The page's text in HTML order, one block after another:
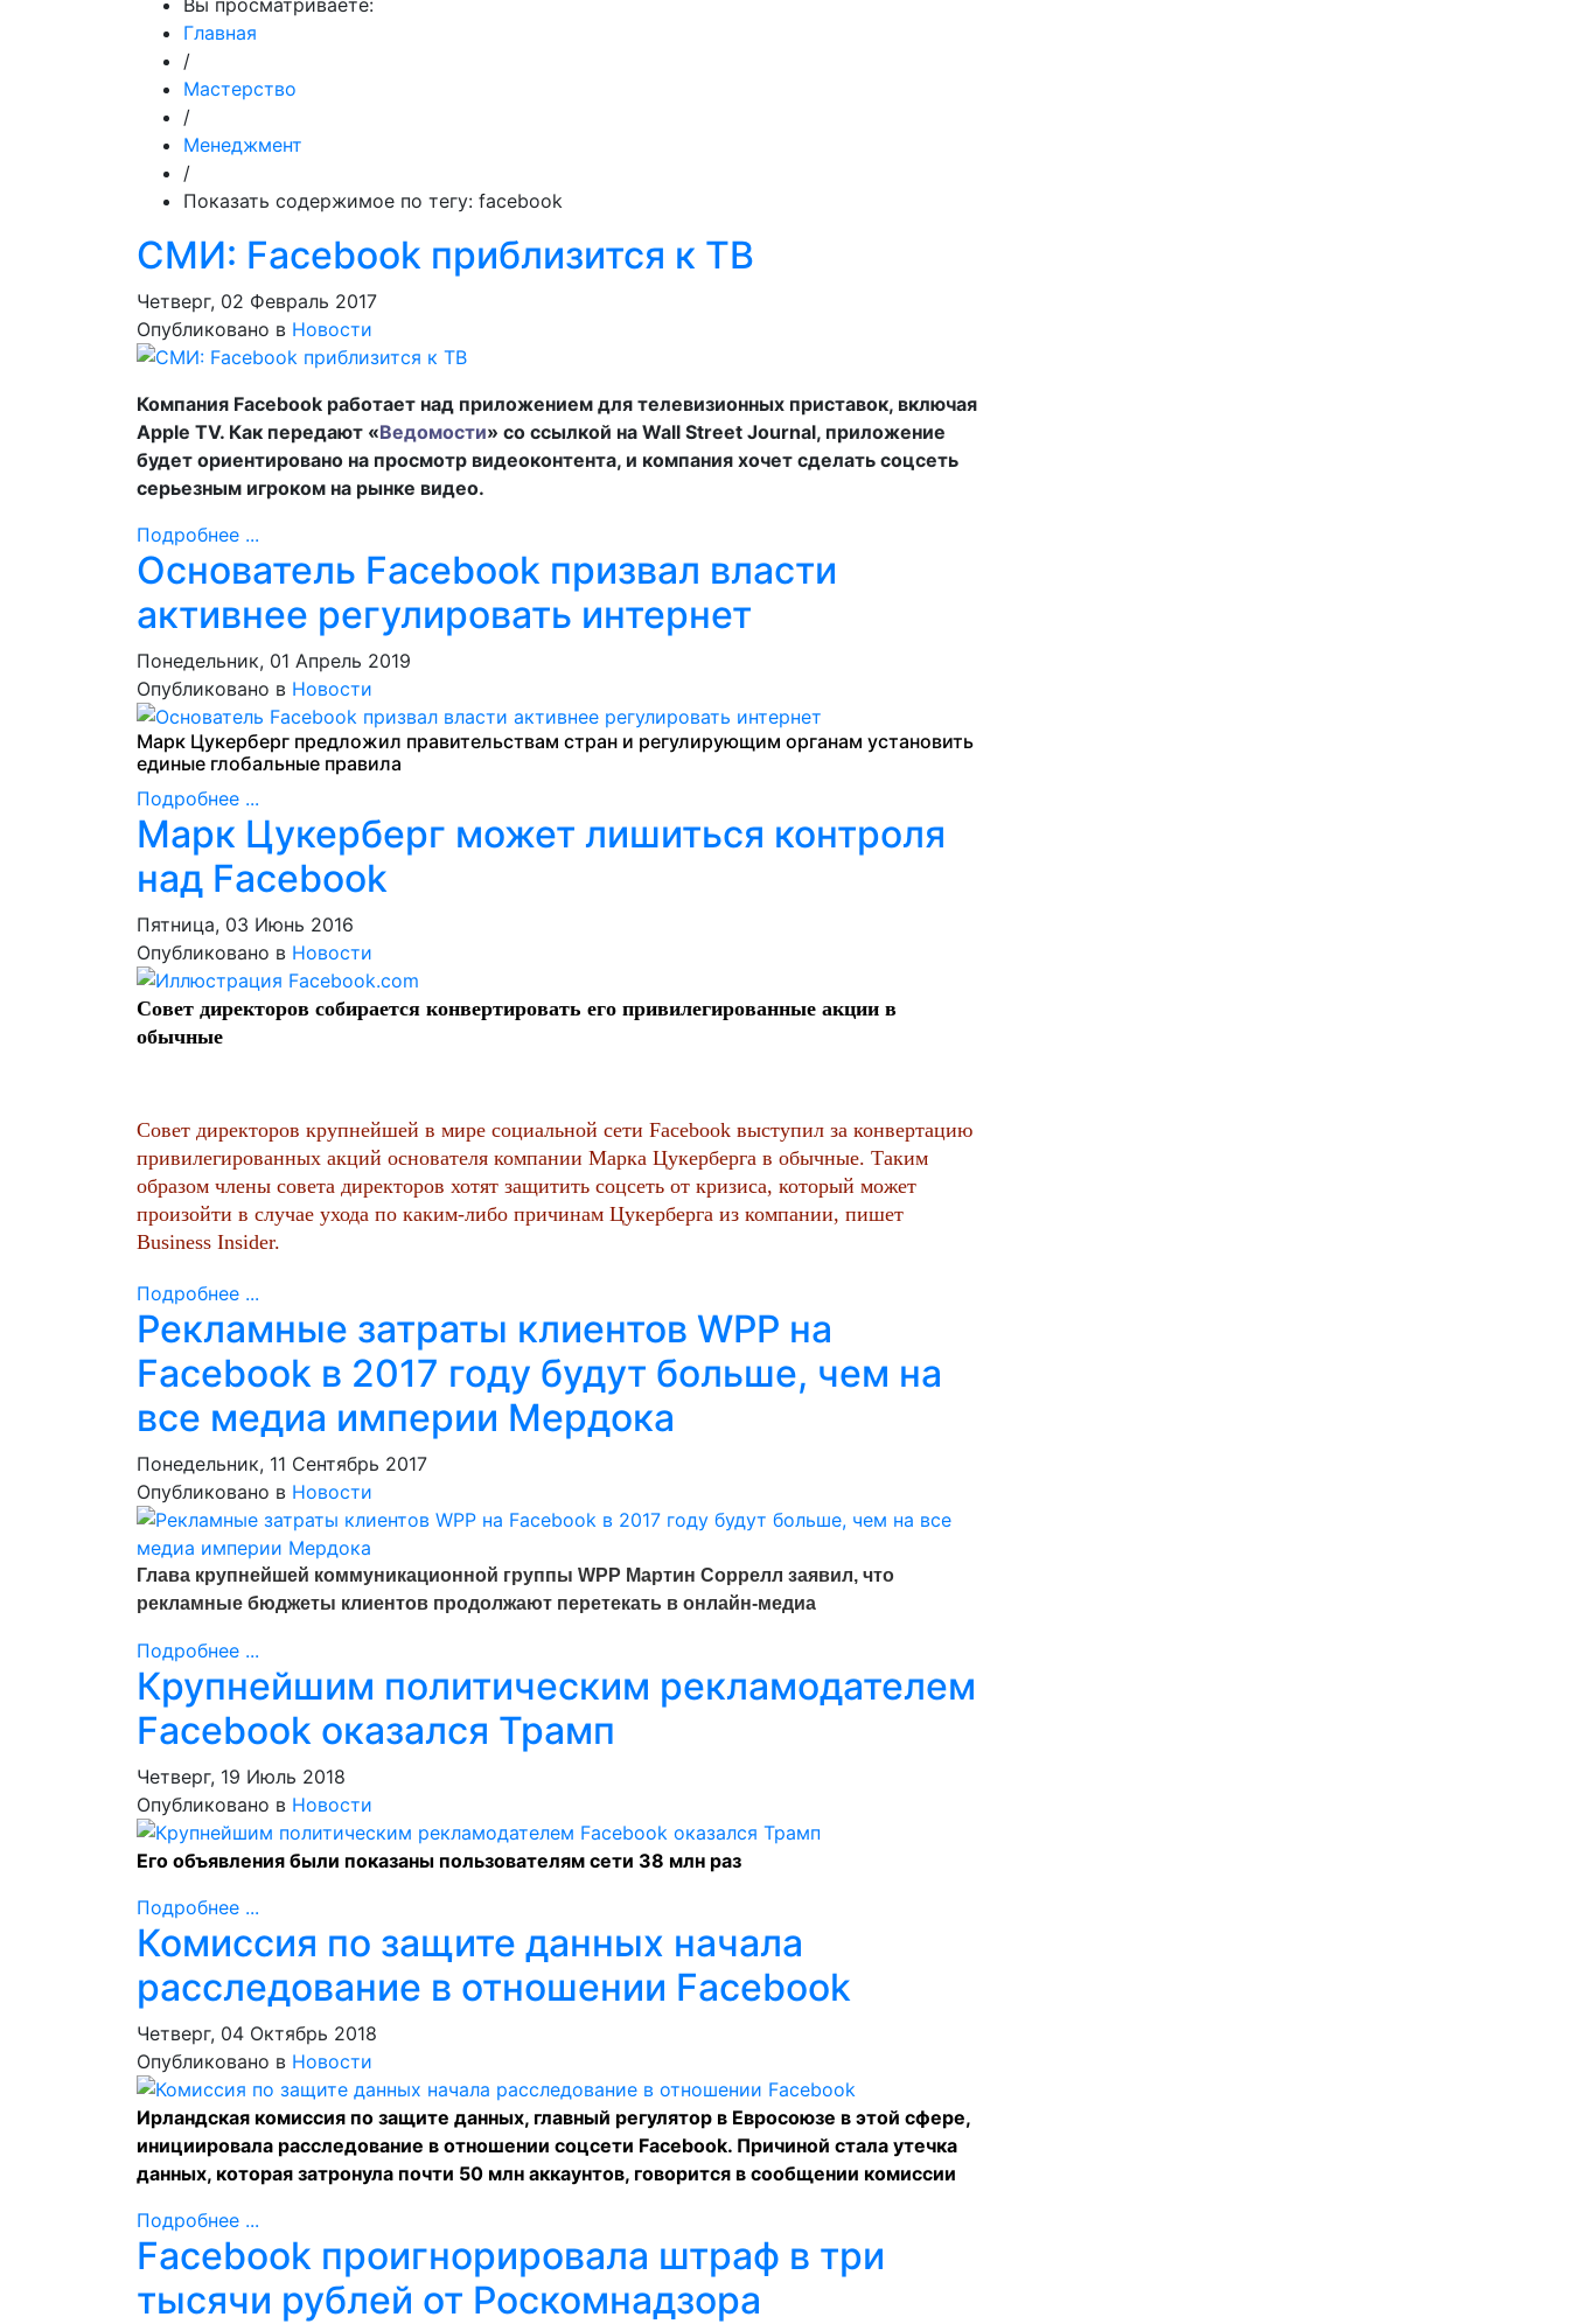
Вы просматриваете:
Главная
/
Мастерство
/
Менеджмент
/
Показать содержимое по тегу: facebook
СМИ: Facebook приблизится к ТВ
Четверг, 02 Февраль 2017
Опубликовано в Новости
Компания Facebook работает над приложением для телевизионных приставок, включая
Apple TV. Как передают «Ведомости» со ссылкой на Wall Street Journal, приложение
будет ориентировано на просмотр видеоконтента, и компания хочет сделать соцсеть
серьезным игроком на рынке видео.
Подробнее ...
Основатель Facebook призвал власти
активнее регулировать интернет
Понедельник, 01 Апрель 2019
Опубликовано в Новости
Марк Цукерберг предложил правительствам стран и регулирующим органам установить
единые глобальные правила
Подробнее ...
Марк Цукерберг может лишиться контроля
над Facebook
Пятница, 03 Июнь 2016
Опубликовано в Новости
Совет директоров собирается конвертировать его привилегированные акции в
обычные
Совет директоров крупнейшей в мире социальной сети Facebook выступил за конвертацию
привилегированных акций основателя компании Марка Цукерберга в обычные. Таким
образом члены совета директоров хотят защитить соцсеть от кризиса, который может
произойти в случае ухода по каким-либо причинам Цукерберга из компании, пишет
Business Insider.
Подробнее ...
Рекламные затраты клиентов WPP на
Facebook в 2017 году будут больше, чем на
все медиа империи Мердока
Понедельник, 11 Сентябрь 2017
Опубликовано в Новости
Глава крупнейшей коммуникационной группы WPP Мартин Соррелл заявил, что
рекламные бюджеты клиентов продолжают перетекать в онлайн-медиа
Подробнее ...
Крупнейшим политическим рекламодателем
Facebook оказался Трамп
Четверг, 19 Июль 2018
Опубликовано в Новости
Его объявления были показаны пользователям сети 38 млн раз
Подробнее ...
Комиссия по защите данных начала
расследование в отношении Facebook
Четверг, 04 Октябрь 2018
Опубликовано в Новости
Ирландская комиссия по защите данных, главный регулятор в Евросоюзе в этой сфере,
инициировала расследование в отношении соцсети Facebook. Причиной стала утечка
данных, которая затронула почти 50 млн аккаунтов, говорится в сообщении комиссии
Подробнее ...
Facebook проигнорировала штраф в три
тысячи рублей от Роскомнадзора